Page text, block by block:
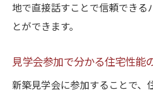
地で直接話すことで信頼できる
とができます。
見学会参加で分かる住宅性能
新築見学会に参加することで、